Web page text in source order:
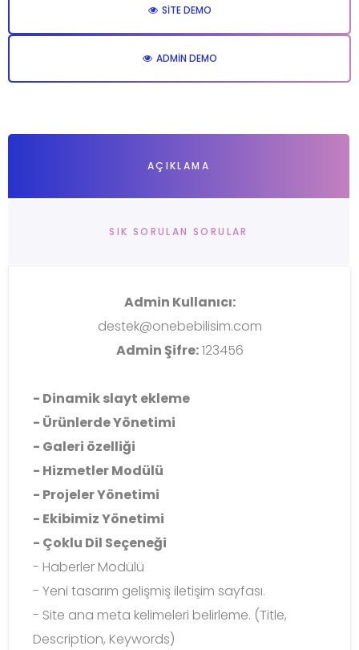
SITE DEMO
ADMIN DEMO
AÇIKLAMA
SIK SORULAN SORULAR
Admin Kullanıcı:
destek@onebebilisim.com
Admin Şifre:123456
- Dinamik slayt ekleme
- Ürünlerde Yönetimi
- Galeri özelliği
- Hizmetler Modülü
- Projeler Yönetimi
- Ekibimiz Yönetimi
- Çoklu Dil Seçeneği
- Haberler Modülü
- Yeni tasarım gelişmiş iletişim sayfası.
- Site ana meta kelimeleri belirleme. (Title,
Description, Keywords)